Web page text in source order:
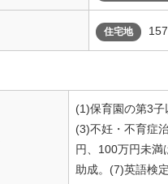
住宅地
(1)保育園の第3子
(3)不妊・不育症
円、100万円未満
助成。(7)英語検